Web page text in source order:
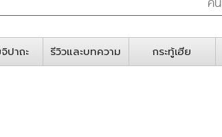
ปาถะ รีวิวและบทความ กระทู้เฮีย